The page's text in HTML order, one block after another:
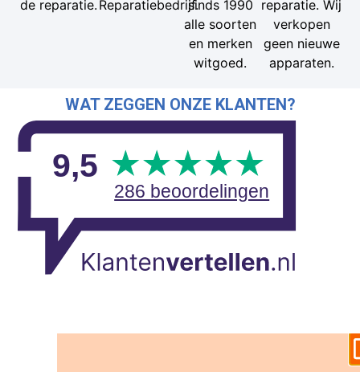
de reparatie. Reparatiebedrijf.sinds 1990
alle soorten
en merken
witgoed.
reparatie. Wij
verkopen
geen nieuwe
apparaten.
WAT ZEGGEN ONZE KLANTEN?